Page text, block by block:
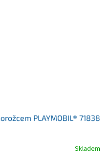
PLAYMOBIL® 71838
Skladem